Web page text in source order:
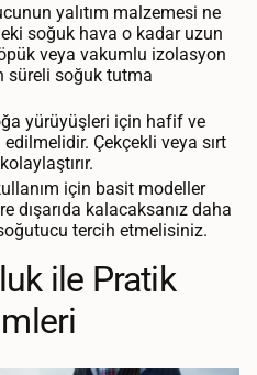
yalıtım malzemesi ne
soğuk hava o kadar uzun
veya vakumlu izolasyon
süreli soğuk tutma
yürüyüşleri için hafif ve
Çekçekli veya sırt
için basit modeller
dışarıda kalacaksanız daha
tercih etmelisiniz.
ile Pratik